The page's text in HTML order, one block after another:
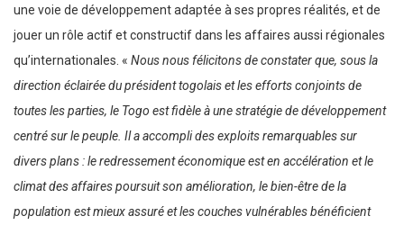
une voie de développement adaptée à ses propres réalités, et de
jouer un rôle actif et constructif dans les affaires aussi régionales
qu’internationales. « Nous nous félicitons de constater que, sous la
direction éclairée du président togolais et les efforts conjoints de
toutes les parties, le Togo est fidèle à une stratégie de développement
centré sur le peuple. Il a accompli des exploits remarquables sur
divers plans : le redressement économique est en accélération et le
climat des affaires poursuit son amélioration, le bien-être de la
population est mieux assuré et les couches vulnérables bénéficient